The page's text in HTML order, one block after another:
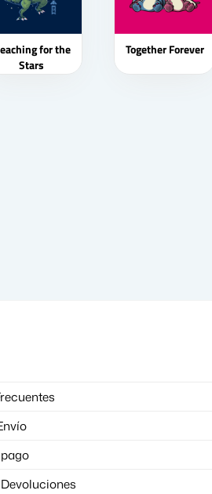
for the
Stars
Together Forever